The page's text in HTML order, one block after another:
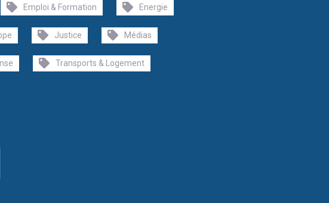
Emploi & Formation Energie
Justice Médias
Transports & Logement